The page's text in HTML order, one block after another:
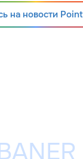
на новости